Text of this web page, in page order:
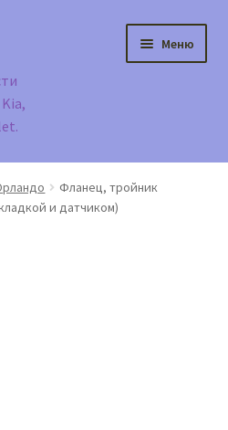
Меню
Фланец, тройник
и датчиком)